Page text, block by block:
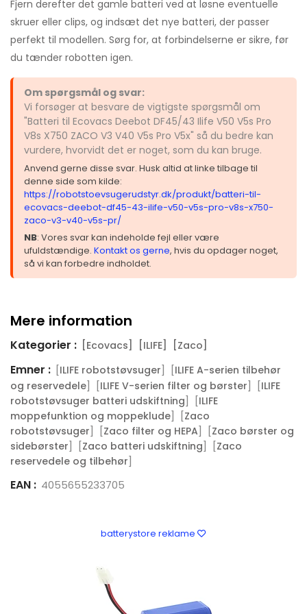
Fjern derefter det gamle batteri ved at løsne eventuelle
skruer eller clips, og indsæt det nye batteri, der passer
perfekt til modellen. Sørg for, at forbindelserne er sikre, før
du tænder robotten igen.
Om spørgsmål og svar:
Vi forsøger at besvare de vigtigste spørgsmål om
"Batteri til Ecovacs Deebot DF45/43 Ilife V50 V5s Pro
V8s X750 ZACO V3 V40 V5s Pro V5x" så du bedre kan
vurdere, hvorvidt det er noget, som du kan bruge.
Anvend gerne disse svar. Husk altid at linke tilbage til
denne side som kilde:
https://robotstoevsugerudstyr.dk/produkt/batteri-til-
ecovacs-deebot-df45-43-ilife-v50-v5s-pro-v8s-x750-
zaco-v3-v40-v5s-pr/
NB: Vores svar kan indeholde fejl eller være
ufuldstændige. Kontakt os gerne, hvis du opdager noget,
så vi kan forbedre indholdet.
Mere information
Kategorier : [Ecovacs] [ILIFE] [Zaco]
Emner : [ILIFE robotstøvsuger] [ILIFE A-serien tilbehør
og reservedele] [ILIFE V-serien filter og børster] [ILIFE
robotstøvsuger batteri udskiftning] [ILIFE
moppefunktion og moppeklude] [Zaco
robotstøvsuger] [Zaco filter og HEPA] [Zaco børster og
sidebørster] [Zaco batteri udskiftning] [Zaco
reservedele og tilbehør]
EAN : 4055655233705
batterystore reklame